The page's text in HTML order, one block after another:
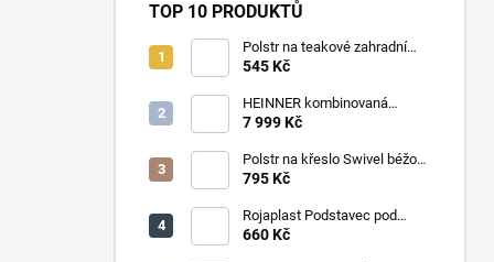
TOP 10 PRODUKTŮ
Polstr na teakové zahradní
křeslo vysoké - látka motiv
545 Kč
HEINNER kombinovaná
chladnička HF-
7 999 Kč
Polstr na křeslo Swivel béžový
melír
795 Kč
Rojaplast Podstavec pod
slunečník 22kg
660 Kč